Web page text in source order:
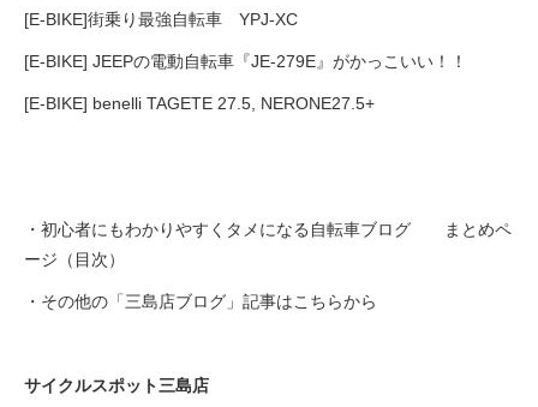
[E-BIKE]街乗り最強自転車 YPJ-XC
[E-BIKE] JEEPの電動自転車『JE-279E』がかっこいい！！
[E-BIKE] benelli TAGETE 27.5, NERONE27.5+
・初心者にもわかりやすくタメになる自転車ブログ まとめペ
ージ（目次）
・その他の「三島店ブログ」記事はこちらから
サイクルスポット三島店